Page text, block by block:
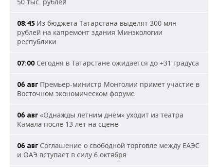
08:45 Из бюджета Татарстана выделят 300 млн
рублей на капремонт здания Минэкологии
республики
07:00 Сегодня в Татарстане ожидается до +31 градуса
06 авг Премьер-министр Монголии примет участие в
Восточном экономическом форуме
06 авг «Однажды летним днем» уходит из театра
Камала после 13 лет на сцене
06 авг Соглашение о свободной торговле между ЕАЭС
и ОАЭ вступает в силу 6 октября